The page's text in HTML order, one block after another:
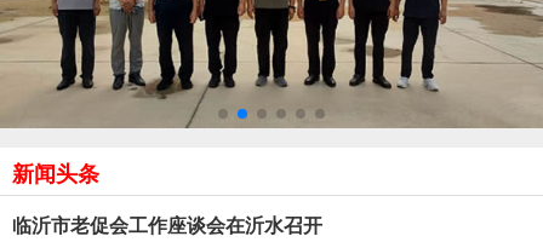
新闻头条
临沂市老促会工作座谈会在沂水召开